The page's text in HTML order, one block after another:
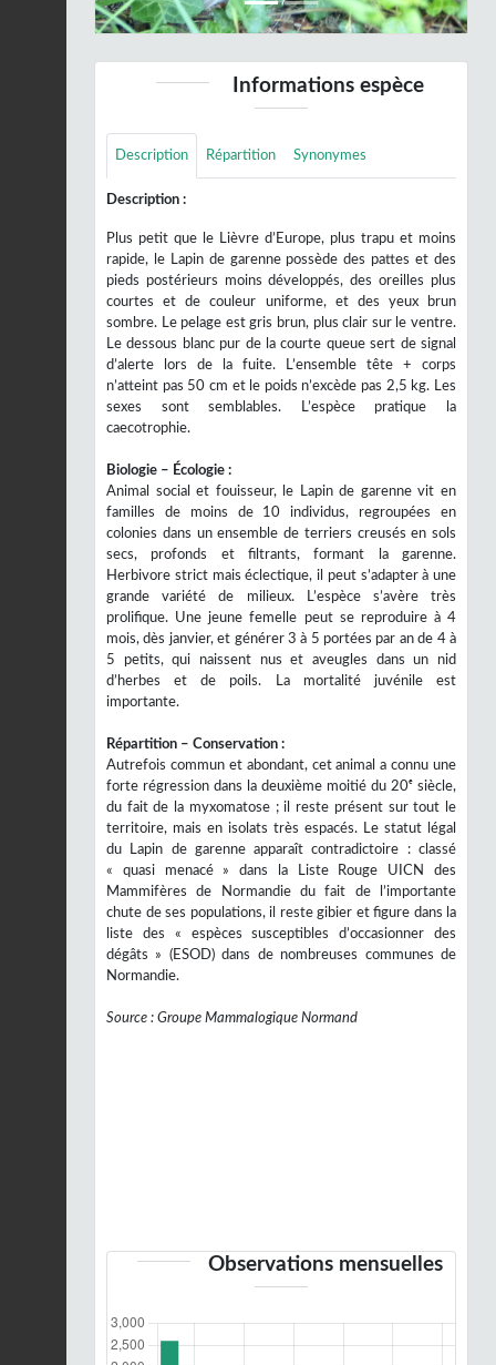
Informations espèce
Description Répartition Synonymes
Description :
Plus petit que le Lièvre d’Europe, plus trapu et moins
rapide, le Lapin de garenne possède des pattes et des
pieds postérieurs moins développés, des oreilles plus
courtes et de couleur uniforme, et des yeux brun
sombre. Le pelage est gris brun, plus clair sur le ventre.
Le dessous blanc pur de la courte queue sert de signal
d’alerte lors de la fuite. L’ensemble tête + corps
n’atteint pas 50 cm et le poids n’excède pas 2,5 kg. Les
sexes sont semblables. L’espèce pratique la
caecotrophie.
Biologie – Écologie :
Animal social et fouisseur, le Lapin de garenne vit en
familles de moins de 10 individus, regroupées en
colonies dans un ensemble de terriers creusés en sols
secs, profonds et filtrants, formant la garenne.
Herbivore strict mais éclectique, il peut s’adapter à une
grande variété de milieux. L’espèce s’avère très
prolifique. Une jeune femelle peut se reproduire à 4
mois, dès janvier, et générer 3 à 5 portées par an de 4 à
5 petits, qui naissent nus et aveugles dans un nid
d’herbes et de poils. La mortalité juvénile est
importante.
Répartition – Conservation :
Autrefois commun et abondant, cet animal a connu une
forte régression dans la deuxième moitié du 20ᵉ siècle,
du fait de la myxomatose ; il reste présent sur tout le
territoire, mais en isolats très espacés. Le statut légal
du Lapin de garenne apparaît contradictoire : classé
« quasi menacé » dans la Liste Rouge UICN des
Mammifères de Normandie du fait de l’importante
chute de ses populations, il reste gibier et figure dans la
liste des « espèces susceptibles d’occasionner des
dégâts » (ESOD) dans de nombreuses communes de
Normandie.
Source : Groupe Mammalogique Normand
Observations mensuelles